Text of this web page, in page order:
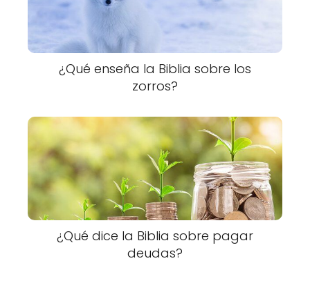
¿Qué enseña la Biblia sobre los
zorros?
¿Qué dice la Biblia sobre pagar
deudas?